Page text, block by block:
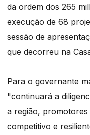
da ordem dos 265
execução de 68
sessão de
que decorreu na
Para o governante
"continuará a
a região, promotores
competitivo e